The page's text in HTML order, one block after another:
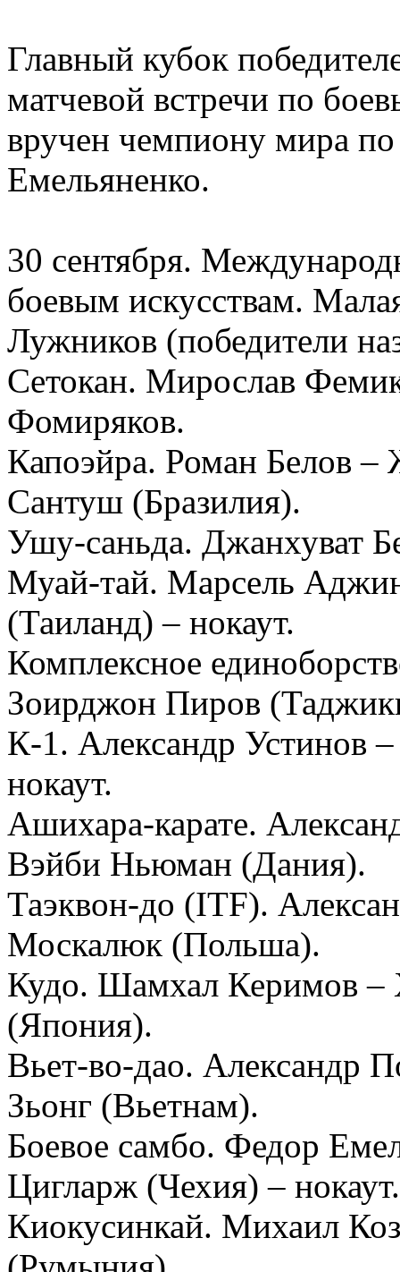
Главный кубок
матчевой встречи по
вручен чемпиону мира
Емельяненко.
30 сентября.
боевым искусствам.
Лужников (победители
Сетокан. Мирослав
Фомиряков.
Капоэйра. Роман Белов
Сантуш (Бразилия).
Ушу-саньда. Джанхуват
Муай-тай. Марсель
(Таиланд) – нокаут.
Комплексное
Зоирджон Пиров
К-1. Александр Устинов
нокаут.
Ашихара-карате.
Вэйби Ньюман (Дания).
Таэквон-до (ITF).
Москалюк (Польша).
Кудо. Шамхал Керимов –
(Япония).
Вьет-во-дао. Александр
Зьонг (Вьетнам).
Боевое самбо. Федор
Цигларж (Чехия) – нокаут.
Киокусинкай. Михаил